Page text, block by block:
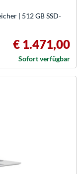
| 512 GB SSD-
€ 1.471,00
Sofort verfügbar